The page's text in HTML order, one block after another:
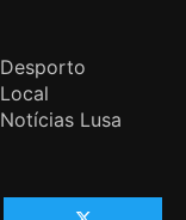
Desporto
Local
Notícias Lusa